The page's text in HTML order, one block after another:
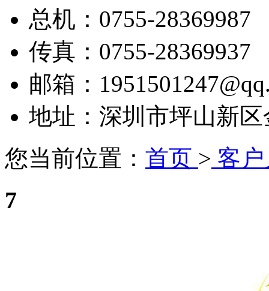
总机：0755-28369987
传真：0755-28369937
邮箱：
地址：深圳市坪山新
您当前位置： 首页 > 客
7